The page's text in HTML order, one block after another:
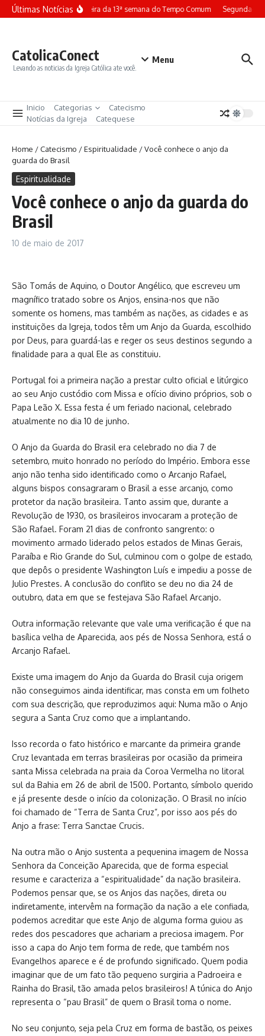
Ir para o conteúdo
Últimas NotíciasTerça-feira da 13ª semana do Tempo Comum Segunda-
CatolicaConect
Levando as noticias da Igreja Católica ate você.
Menu
Inicio Categorias
Catecismo
Notícias da Igreja
Catequese
Home /Catecismo /Espiritualidade /Você conhece o anjo da
guarda do Brasil
Espiritualidade
Você conhece o anjo da guarda do
Brasil
10 de maio de 2017
São Tomás de Aquino, o Doutor Angélico, que escreveu um
magnífico tratado sobre os Anjos, ensina-nos que não
somente os homens, mas também as nações, as cidades e as
instituições da Igreja, todos têm um Anjo da Guarda, escolhido
por Deus, para guardá-las e reger os seus destinos segundo a
finalidade para a qual Ele as constituiu.
Portugal foi a primeira nação a prestar culto oficial e litúrgico
ao seu Anjo custódio com Missa e ofício divino próprios, sob o
Papa Leão X. Essa festa é um feriado nacional, celebrado
atualmente no dia 10 de junho.
O Anjo da Guarda do Brasil era celebrado no dia 7 de
setembro, muito honrado no período do Império. Embora esse
anjo não tenha sido identificado como o Arcanjo Rafael,
alguns bispos consagraram o Brasil a esse arcanjo, como
protetor da nação brasileira. Tanto assim que, durante a
Revolução de 1930, os brasileiros invocaram a proteção de
São Rafael. Foram 21 dias de confronto sangrento: o
movimento armado liderado pelos estados de Minas Gerais,
Paraíba e Rio Grande do Sul, culminou com o golpe de estado,
que depôs o presidente Washington Luís e impediu a posse de
Julio Prestes. A conclusão do conflito se deu no dia 24 de
outubro, data em que se festejava São Rafael Arcanjo.
Outra informação relevante que vale uma verificação é que na
basílica velha de Aparecida, aos pés de Nossa Senhora, está o
Arcanjo Rafael.
Existe uma imagem do Anjo da Guarda do Brasil cuja origem
não conseguimos ainda identificar, mas consta em um folheto
com sua descrição, que reproduzimos aqui: Numa mão o Anjo
segura a Santa Cruz como que a implantando.
Isso recorda o fato histórico e marcante da primeira grande
Cruz levantada em terras brasileiras por ocasião da primeira
santa Missa celebrada na praia da Coroa Vermelha no litoral
sul da Bahia em 26 de abril de 1500. Portanto, símbolo querido
e já presente desde o início da colonização. O Brasil no início
foi chamado de “Terra de Santa Cruz”, por isso aos pés do
Anjo a frase: Terra Sanctae Crucis.
Na outra mão o Anjo sustenta a pequenina imagem de Nossa
Senhora da Conceição Aparecida, que de forma especial
resume e caracteriza a “espiritualidade” da nação brasileira.
Podemos pensar que, se os Anjos das nações, direta ou
indiretamente, intervêm na formação da nação a ele confiada,
podemos acreditar que este Anjo de alguma forma guiou as
redes dos pescadores que achariam a preciosa imagem. Por
isso a capa do Anjo tem forma de rede, que também nos
Evangelhos aparece e é de profundo significado. Quem podia
imaginar que de um fato tão pequeno surgiria a Padroeira e
Rainha do Brasil, tão amada pelos brasileiros! A túnica do Anjo
representa o “pau Brasil” de quem o Brasil toma o nome.
No seu conjunto, seja pela Cruz em forma de bastão, os peixes